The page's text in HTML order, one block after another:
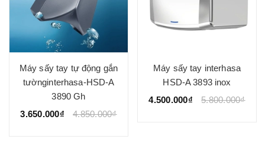
Máy sấy tay tự động gắn
tườnginterhasa-HSD-A
3890 Gh
3.650.000₫
4.850.000₫
Máy sấy tay interhasa
HSD-A 3893 inox
4.500.000₫
5.800.000₫